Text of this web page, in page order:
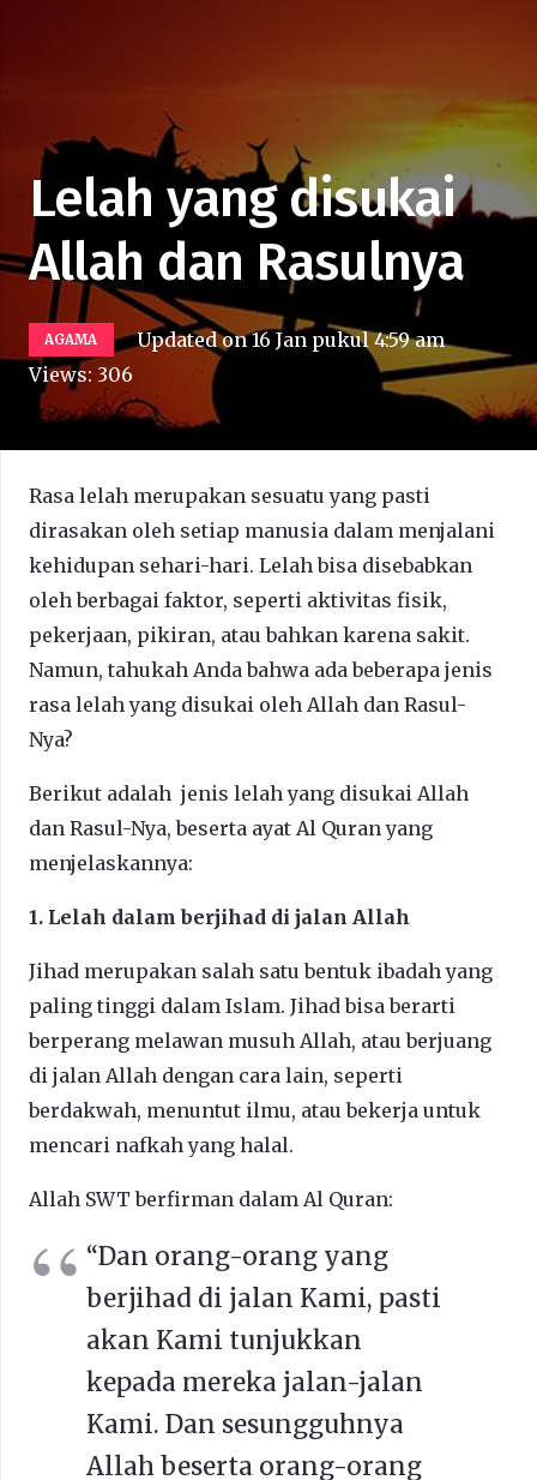
Lelah yang disukai
Allah dan Rasulnya
AGAMA Updated on16 Jan pukul 4:59 am
Views: 306
Rasa lelah merupakan sesuatu yang pasti
dirasakan oleh setiap manusia dalam menjalani
kehidupan sehari-hari. Lelah bisa disebabkan
oleh berbagai faktor, seperti aktivitas fisik,
pekerjaan, pikiran, atau bahkan karena sakit.
Namun, tahukah Anda bahwa ada beberapa jenis
rasa lelah yang disukai oleh Allah dan Rasul-
Nya?
Berikut adalah jenis lelah yang disukai Allah
dan Rasul-Nya, beserta ayat Al Quran yang
menjelaskannya:
1. Lelah dalam berjihad di jalan Allah
Jihad merupakan salah satu bentuk ibadah yang
paling tinggi dalam Islam. Jihad bisa berarti
berperang melawan musuh Allah, atau berjuang
di jalan Allah dengan cara lain, seperti
berdakwah, menuntut ilmu, atau bekerja untuk
mencari nafkah yang halal.
Allah SWT berfirman dalam Al Quran:
“Dan orang-orang yang
berjihad di jalan Kami, pasti
akan Kami tunjukkan
kepada mereka jalan-jalan
Kami. Dan sesungguhnya
Allah beserta orang-orang